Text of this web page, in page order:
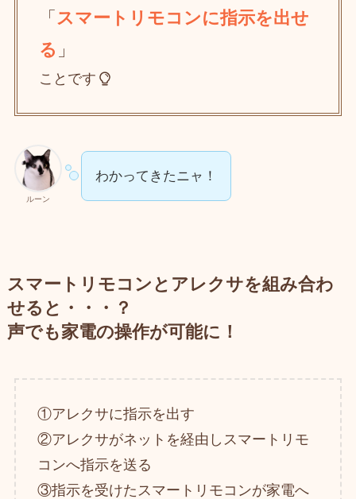
「 スマートリモコンに指示を出せ
る 」
ことです
ルーン
わかってきたニャ！
スマートリモコンとアレクサを組み合わ
せると・・・？
声でも家電の操作が可能に！
①アレクサに指示を出す
②アレクサがネットを経由しスマートリモ
コンへ指示を送る
③指示を受けたスマートリモコンが家電へ